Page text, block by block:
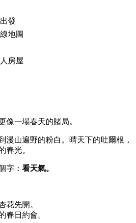
發
地圖
房屋
像一場春天的賭局。
漫山遍野的粉白。晴天下的吐爾根，
春光。
字： 看天氣。
花先開。
春日約會。